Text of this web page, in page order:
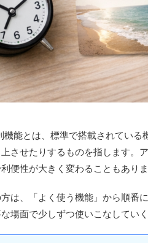
能とは、標準で搭載されている
させたりするものを指します。
便性が大きく変わることもありま
は、「よく使う機能」から順番
場面で少しずつ使いこなしてい